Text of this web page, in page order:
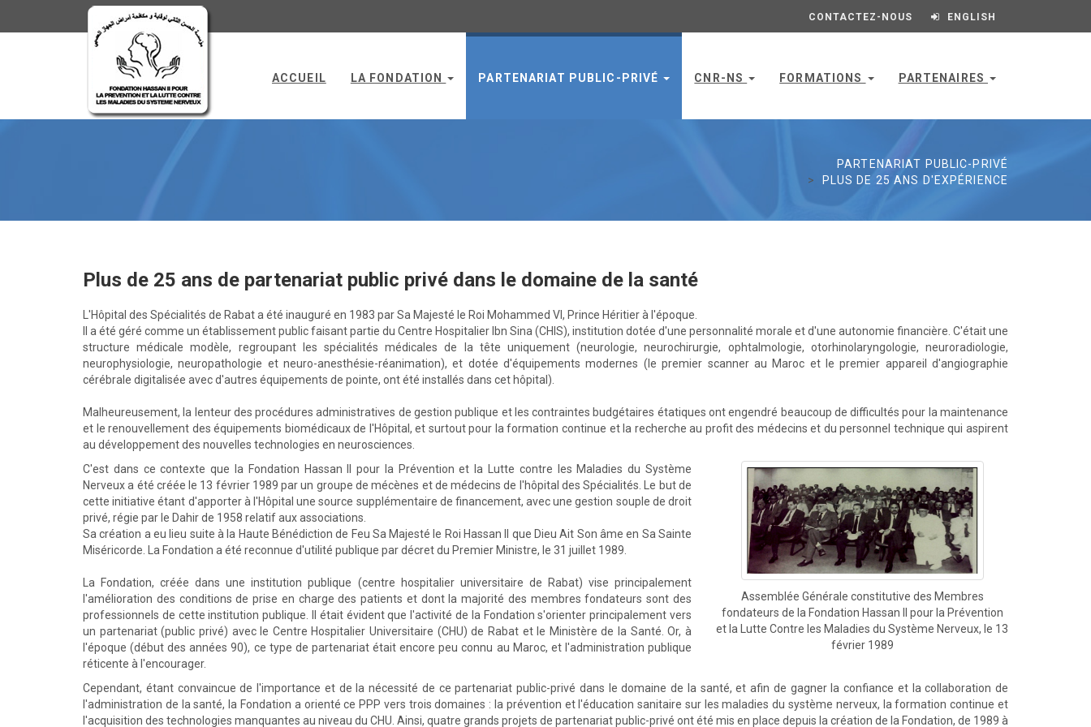
CONTACTEZ-NOUS ENGLISH
ACCUEIL LA FONDATION PARTENARIAT PUBLIC-PRIVÉ CNR-NS FORMATIONS PARTENAIRES
PARTENARIAT PUBLIC-PRIVÉ
PLUS DE 25 ANS D'EXPÉRIENCE
Plus de 25 ans de partenariat public privé dans le domaine de la santé
L'Hôpital des Spécialités de Rabat a été inauguré en 1983 par Sa Majesté le Roi Mohammed VI, Prince Héritier à l'époque.
Il a été géré comme un établissement public faisant partie du Centre Hospitalier Ibn Sina (CHIS), institution dotée d'une personnalité morale et d'une autonomie financière. C'était une
structure médicale modèle, regroupant les spécialités médicales de la tête uniquement (neurologie, neurochirurgie, ophtalmologie, otorhinolaryngologie, neuroradiologie,
neurophysiologie, neuropathologie et neuro-anesthésie-réanimation), et dotée d'équipements modernes (le premier scanner au Maroc et le premier appareil d'angiographie
cérébrale digitalisée avec d'autres équipements de pointe, ont été installés dans cet hôpital).
Malheureusement, la lenteur des procédures administratives de gestion publique et les contraintes budgétaires étatiques ont engendré beaucoup de difficultés pour la maintenance
et le renouvellement des équipements biomédicaux de l'Hôpital, et surtout pour la formation continue et la recherche au profit des médecins et du personnel technique qui aspirent
au développement des nouvelles technologies en neurosciences.
C'est dans ce contexte que la Fondation Hassan II pour la Prévention et la Lutte contre les Maladies du Système
Nerveux a été créée le 13 février 1989 par un groupe de mécènes et de médecins de l'hôpital des Spécialités. Le but de
cette initiative étant d'apporter à l'Hôpital une source supplémentaire de financement, avec une gestion souple de droit
privé, régie par le Dahir de 1958 relatif aux associations.
Sa création a eu lieu suite à la Haute Bénédiction de Feu Sa Majesté le Roi Hassan II que Dieu Ait Son âme en Sa Sainte
Miséricorde. La Fondation a été reconnue d'utilité publique par décret du Premier Ministre, le 31 juillet 1989.
La Fondation, créée dans une institution publique (centre hospitalier universitaire de Rabat) vise principalement
l'amélioration des conditions de prise en charge des patients et dont la majorité des membres fondateurs sont des
professionnels de cette institution publique. Il était évident que l'activité de la Fondation s'orienter principalement vers
un partenariat (public privé) avec le Centre Hospitalier Universitaire (CHU) de Rabat et le Ministère de la Santé. Or, à
l'époque (début des années 90), ce type de partenariat était encore peu connu au Maroc, et l'administration publique
réticente à l'encourager.
Assemblée Générale constitutive des Membres
fondateurs de la Fondation Hassan II pour la Prévention
et la Lutte Contre les Maladies du Système Nerveux, le 13
février 1989
Cependant, étant convaincue de l'importance et de la nécessité de ce partenariat public-privé dans le domaine de la santé, et afin de gagner la confiance et la collaboration de
l'administration de la santé, la Fondation a orienté ce PPP vers trois domaines : la prévention et l'éducation sanitaire sur les maladies du système nerveux, la formation continue et
l'acquisition des technologies manquantes au niveau du CHU. Ainsi, quatre grands projets de partenariat public-privé ont été mis en place depuis la création de la Fondation, de 1989 à